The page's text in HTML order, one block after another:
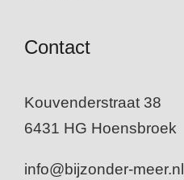
Contact
Kouvenderstraat 38
6431 HG Hoensbroek
info@bijzonder-meer.nl